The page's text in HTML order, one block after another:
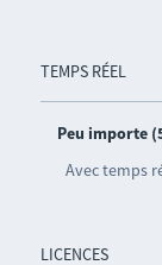
TEMPS RÉEL
Peu importe
Avec temps
LICENCES